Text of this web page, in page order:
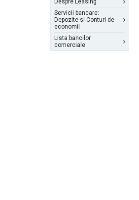
Despre Leasing
Servicii bancare:
Depozite si Conturi de
economii
Lista bancilor
comerciale